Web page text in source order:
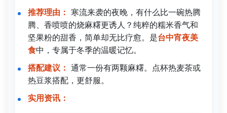
推荐理由： 寒流来袭的夜晚，有什么比一碗热腾
腾、香喷喷的烧麻糬更诱人？纯粹的糯米香气和
坚果粉的甜香，简单却无比疗愈。是台中宵夜美
食中，专属于冬季的温暖记忆。
搭配建议： 通常一份有两颗麻糬。点杯热麦茶或
热豆浆搭配，更舒服。
实用资讯：